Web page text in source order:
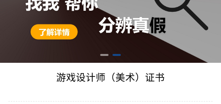
游戏设计师（美术）证书